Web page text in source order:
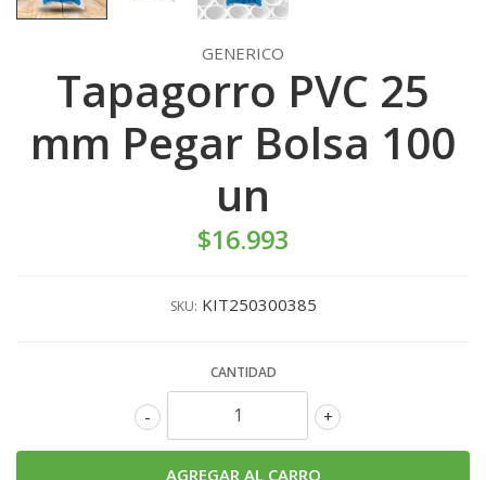
GENERICO
Tapagorro PVC 25
mm Pegar Bolsa 100
un
$16.993
SKU: KIT250300385
CANTIDAD
+
-